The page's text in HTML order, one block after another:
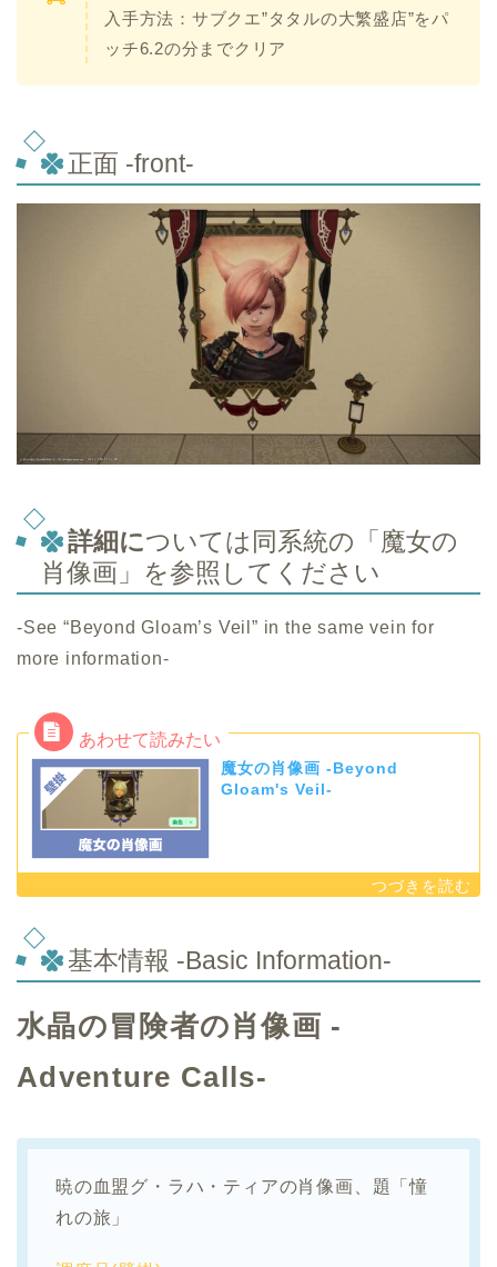
入手方法：サブクエ”タタルの大繁盛店”をパ
ッチ6.2の分までクリア
正面 -front-
詳細については同系統の「魔女の
肖像画」を参照してください
-See “Beyond Gloam’s Veil” in the same vein for
more information-
魔女の肖像画 -Beyond
Gloam's Veil-
基本情報 -Basic Information-
水晶の冒険者の肖像画 -
Adventure Calls-
暁の血盟グ・ラハ・ティアの肖像画、題「憧
れの旅」